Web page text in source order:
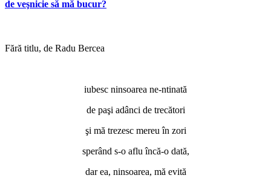
de veşnicie să mă bucur?
Fără titlu, de Radu Bercea
iubesc ninsoarea ne-ntinată
de paşi adânci de trecători
şi mă trezesc mereu în zori
sperând s-o aflu încă-o dată,
dar ea, ninsoarea, mă evită